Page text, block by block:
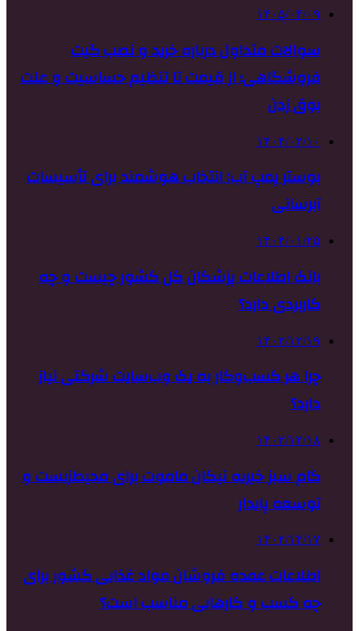
۱۴۰۵/۰۴/۰۹
سوالات متداول درباره خرید و نصب گیت
فروشگاهی؛ از قیمت تا تنظیم حساسیت و علت
بوق زدن
۱۴۰۴/۰۲/۱۰
بوستر پمپ آب: انتخاب هوشمند برای تأسیسات
آبرسانی
۱۴۰۴/۰۱/۲۵
بانک اطلاعات پزشکان کل کشور چیست و چه
کاربردی دارد؟
۱۴۰۲/۱۲/۱۹
چرا هر کسب‌وکار به یک وب‌سایت شرکتی نیاز
دارد؟
۱۴۰۲/۱۲/۱۸
گام سبز خیریه نیکان ماموت برای محیط‌زیست و
توسعه پایدار
۱۴۰۲/۱۲/۱۷
اطلاعات عمده فروشان مواد غذایی کشور برای
چه کسب و کارهایی مناسب است؟